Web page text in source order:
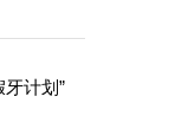
计划”